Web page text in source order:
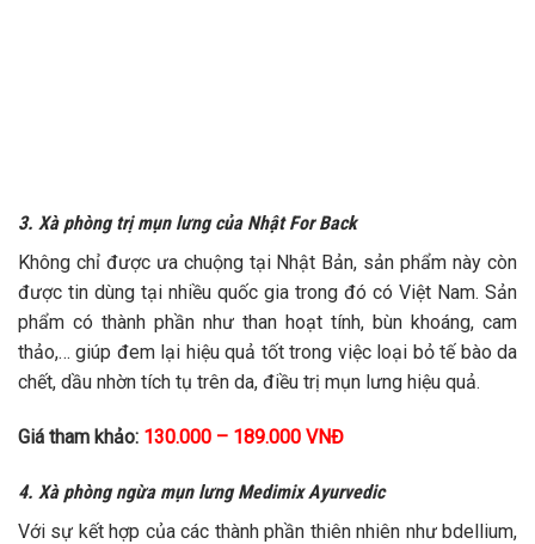
3. Xà phòng trị mụn lưng của Nhật For Back
Không chỉ được ưa chuộng tại Nhật Bản, sản phẩm này còn
được tin dùng tại nhiều quốc gia trong đó có Việt Nam. Sản
phẩm có thành phần như than hoạt tính, bùn khoáng, cam
thảo,… giúp đem lại hiệu quả tốt trong việc loại bỏ tế bào da
chết, dầu nhờn tích tụ trên da, điều trị mụn lưng hiệu quả.
Giá tham khảo: 130.000 – 189.000 VNĐ
4. Xà phòng ngừa mụn lưng Medimix Ayurvedic
Với sự kết hợp của các thành phần thiên nhiên như bdellium,